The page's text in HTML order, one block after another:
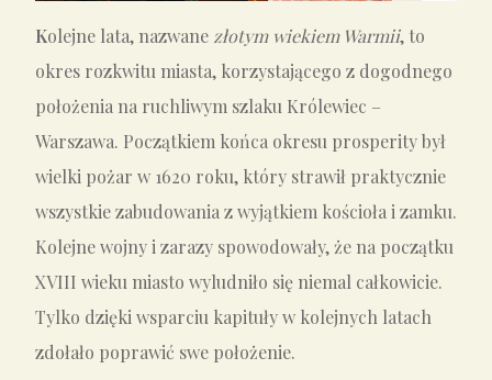
Kolejne lata, nazwane złotym wiekiem Warmii, to
okres rozkwitu miasta, korzystającego z dogodnego
położenia na ruchliwym szlaku Królewiec –
Warszawa. Początkiem końca okresu prosperity był
wielki pożar w 1620 roku, który strawił praktycznie
wszystkie zabudowania z wyjątkiem kościoła i zamku.
Kolejne wojny i zarazy spowodowały, że na początku
XVIII wieku miasto wyludniło się niemal całkowicie.
Tylko dzięki wsparciu kapituły w kolejnych latach
zdołało poprawić swe położenie.